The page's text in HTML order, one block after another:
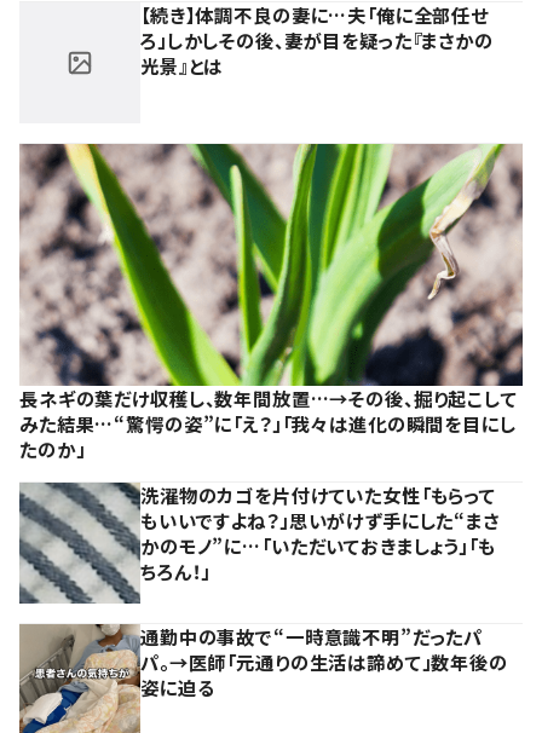
【続き】体調不良の妻に…夫「俺に全部任せ
ろ」しかしその後、妻が目を疑った『まさかの
光景』とは
長ネギの葉だけ収穫し、数年間放置…→その後、掘り起こして
みた結果…“驚愕の姿”に「え？」「我々は進化の瞬間を目にし
たのか」
洗濯物のカゴを片付けていた女性「もらって
もいいですよね？」思いがけず手にした“まさ
かのモノ”に…「いただいておきましょう」「も
ちろん！」
通勤中の事故で“一時意識不明”だったパ
パ。→医師「元通りの生活は諦めて」数年後の
姿に迫る